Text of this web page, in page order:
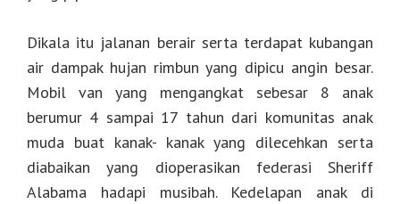
Dikala itu jalanan berair serta terdapat kubangan
air dampak hujan rimbun yang dipicu angin besar.
Mobil van yang mengangkat sebesar 8 anak
berumur 4 sampai 17 tahun dari komunitas anak
muda buat kanak- kanak yang dilecehkan serta
diabaikan yang dioperasikan federasi Sheriff
Alabama hadapi musibah. Kedelapan anak di